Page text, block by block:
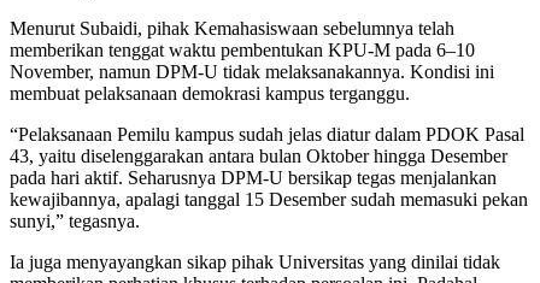
Menurut Subaidi, pihak Kemahasiswaan sebelumnya telah
memberikan tenggat waktu pembentukan KPU-M pada 6–10
November, namun DPM-U tidak melaksanakannya. Kondisi ini
membuat pelaksanaan demokrasi kampus terganggu.
“Pelaksanaan Pemilu kampus sudah jelas diatur dalam PDOK Pasal
43, yaitu diselenggarakan antara bulan Oktober hingga Desember
pada hari aktif. Seharusnya DPM-U bersikap tegas menjalankan
kewajibannya, apalagi tanggal 15 Desember sudah memasuki pekan
sunyi,” tegasnya.
Ia juga menyayangkan sikap pihak Universitas yang dinilai tidak